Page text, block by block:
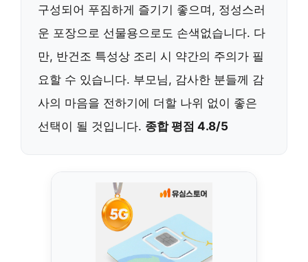
구성되어 푸짐하게 즐기기 좋으며, 정성스러
운 포장으로 선물용으로도 손색없습니다. 다
만, 반건조 특성상 조리 시 약간의 주의가 필
요할 수 있습니다. 부모님, 감사한 분들께 감
사의 마음을 전하기에 더할 나위 없이 좋은
선택이 될 것입니다. 종합 평점 4.8/5